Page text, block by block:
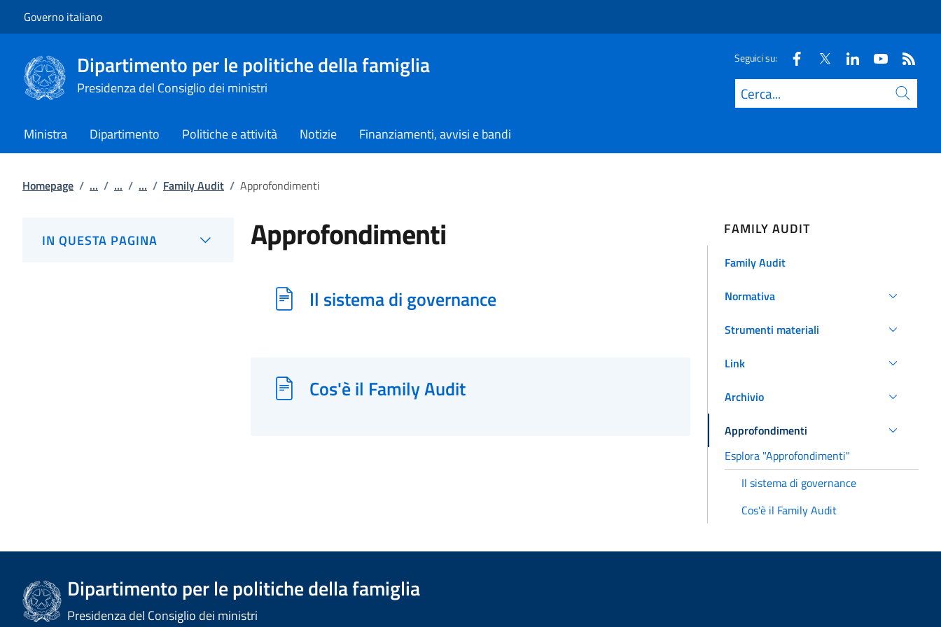
Governo italiano
Dipartimento per le politiche della famiglia
Presidenza del Consiglio dei ministri
Seguici su:
Cerca
Ministra Dipartimento Politiche e attività Notizie Finanziamenti, avvisi e bandi
Homepage / ... / ... / ... / Family Audit / Approfondimenti
IN QUESTA PAGINA Approfondimenti
Il sistema di governance
Cos'è il Family Audit
FAMILY AUDIT
Family Audit
Normativa
Strumenti materiali
Link
Archivio
Approfondimenti
Esplora "Approfondimenti"
Il sistema di governance
Cos'è il Family Audit
Dipartimento per le politiche della famiglia
Presidenza del Consiglio dei ministri